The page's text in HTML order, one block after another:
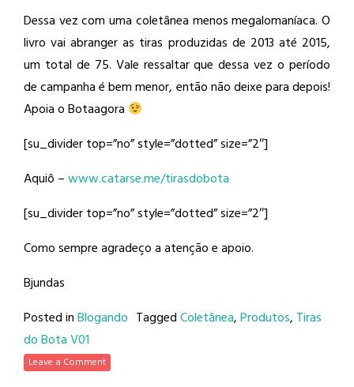
Dessa vez com uma coletânea menos megalomaníaca. O
livro vai abranger as tiras produzidas de 2013 até 2015,
um total de 75. Vale ressaltar que dessa vez o período
de campanha é bem menor, então não deixe para depois!
Apoia o Botaagora
[su_divider top=”no” style=”dotted” size=”2″]
Aquiô –www.catarse.me/tirasdobota
[su_divider top=”no” style=”dotted” size=”2″]
Como sempre agradeço a atenção e apoio.
Bjundas
Posted inBlogando TaggedColetânea,Produtos, Tiras
do Bota V01
Leave a Comment